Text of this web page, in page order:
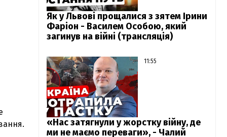
Як у Львові прощалися з зятем Ірини
Фаріон - Василем Особою, який
загинув на війні (трансляція)
11:55
«Нас затягнули у жорстку війну, де
ми не маємо переваги», - Чалий